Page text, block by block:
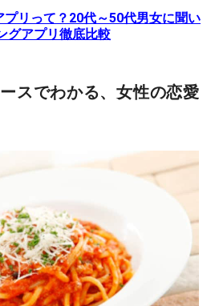
プリって？20代～50代男女に聞い
グアプリ徹底比較
スでわかる、女性の恋愛